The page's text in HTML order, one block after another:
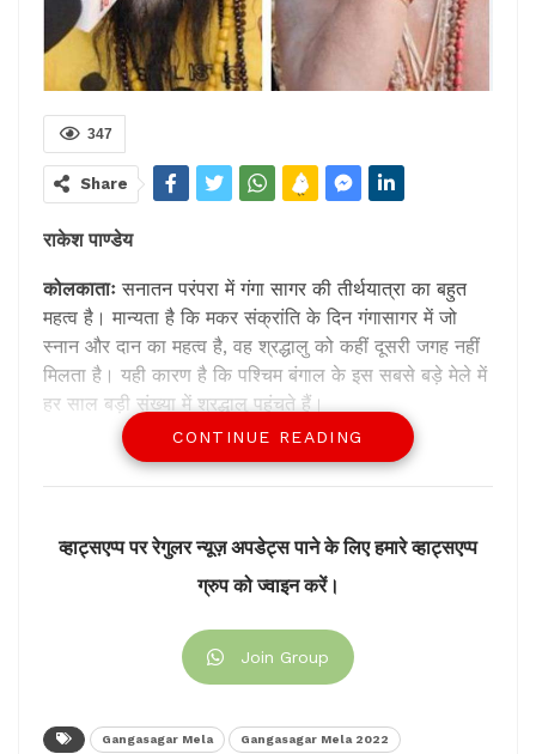
347
Share
राकेश पाण्डेय
कोलकाताः सनातन परंपरा में गंगा सागर की तीर्थयात्रा का बहुत
महत्व है। मान्यता है कि मकर संक्रांति के दिन गंगासागर में जो
स्नान और दान का महत्व है, वह श्रद्धालु को कहीं दूसरी जगह नहीं
मिलता है। यही कारण है कि पश्चिम बंगाल के इस सबसे बड़े मेले में
हर साल बड़ी संख्या में श्रद्धालु पहुंचते हैं।
गंगा सागर की तीर्थ यात्रा के बारे में कहा जाता है कि ‘सारे तीरथ
बार-बार गंगा सागर एक बार।’ इस कहावत के पीछे मान्यता यह है
और वहां पर जप-तप आदि करने पर मिलता है, वह उसे गंगा सागर
की तीर्थयात्रा में एक बार में ही प्राप्त हो जाता है।
तट पर ठीक उसी स्थान पर किया जाता है, जहां पर गंगा नदी बंगाल
की खाड़ी में जाकर मिलती है। सरल शब्दों में कहें तो जहां पर गंगा
CONTINUE READING
व्हाट्सएप्प पर रेगुलर न्यूज़ अपडेट्स पाने के लिए हमारे व्हाट्सएप्प
ग्रुप को ज्वाइन करें।
Join Group
Gangasagar Mela Gangasagar Mela 2022